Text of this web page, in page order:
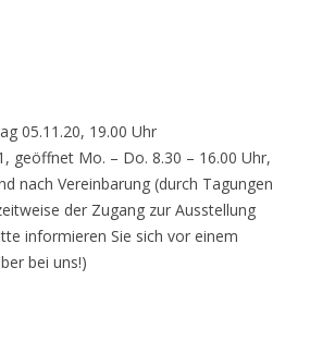
05.11.20, 19.00 Uhr
geöffnet Mo. – Do. 8.30 – 16.00 Uhr,
nach Vereinbarung (durch Tagungen
der Zugang zur Ausstellung
informieren Sie sich vor einem
bei uns!)